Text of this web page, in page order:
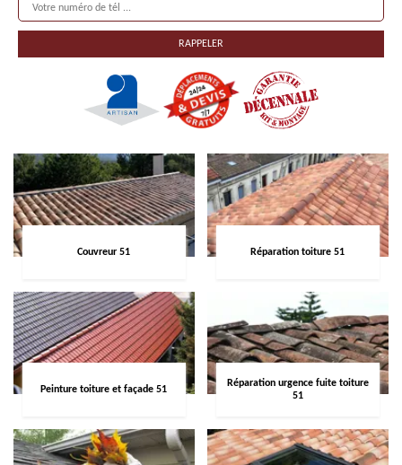
Couvreur 51 Réparation toiture 51
Peinture toiture et façade 51
Réparation urgence fuite toiture
51